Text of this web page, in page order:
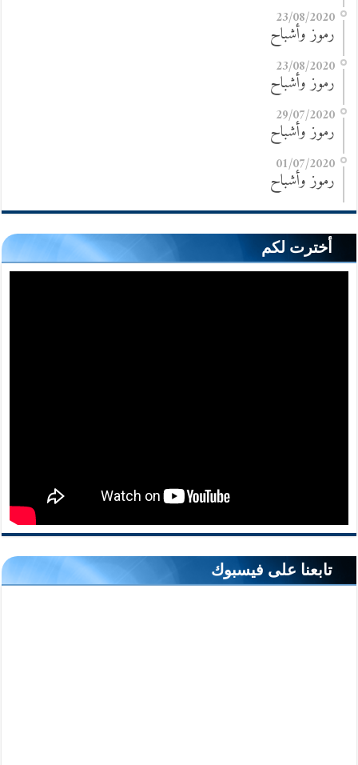
23/08/2020
رموز وأشباح
23/08/2020
رموز وأشباح
29/07/2020
رموز وأشباح
01/07/2020
رموز وأشباح
أخترت لكم
تابعنا على فيسبوك